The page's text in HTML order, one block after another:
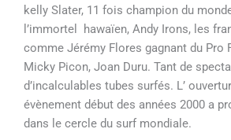
kelly Slater, 11 fois champion du
l’immortel hawaïen, Andy Irons, les
comme Jérémy Flores gagnant du Pro
Micky Picon, Joan Duru. Tant de
d’incalculables tubes surfés. L’
évènement début des années 2000 a
dans le cercle du surf mondiale.